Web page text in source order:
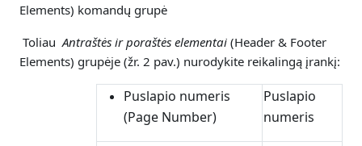
Elements) komandų grupė
ToliauAntraštės ir poraštės elementai (Header & Footer
Elements) grupėje (žr. 2 pav.) nurodykite reikalingą įrankį:
Puslapio numeris
(Page Number)
Puslapio
numeris